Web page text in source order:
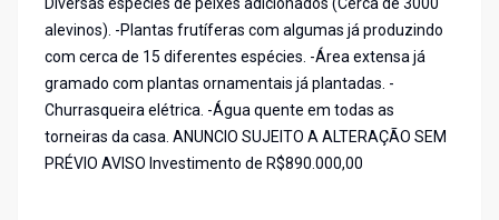
Diversas espécies de peixes adicionados (Cerca de 3000
alevinos). -Plantas frutíferas com algumas já produzindo
com cerca de 15 diferentes espécies. -Área extensa já
gramado com plantas ornamentais já plantadas. -
Churrasqueira elétrica. -Água quente em todas as
torneiras da casa. ANUNCIO SUJEITO A ALTERAÇÃO SEM
PRÉVIO AVISO Investimento de R$890.000,00